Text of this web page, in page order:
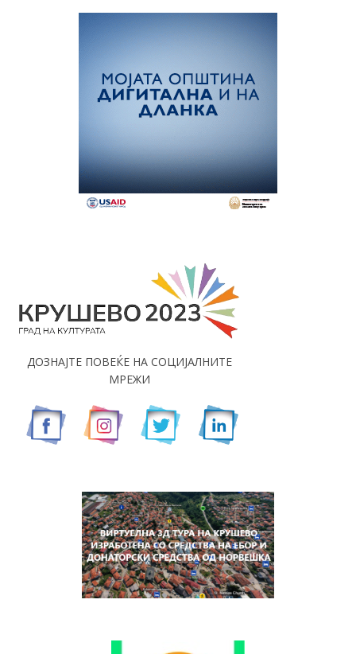
ДОЗНАЈТЕ ПОВЕЌЕ НА СОЦИЈАЛНИТЕ
МРЕЖИ